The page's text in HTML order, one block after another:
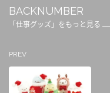
BACKNUMBER
「仕事グッズ」をもっと見る
PREV